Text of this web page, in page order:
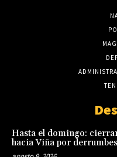
Hasta el domingo:
hacia Viña por derrumbes